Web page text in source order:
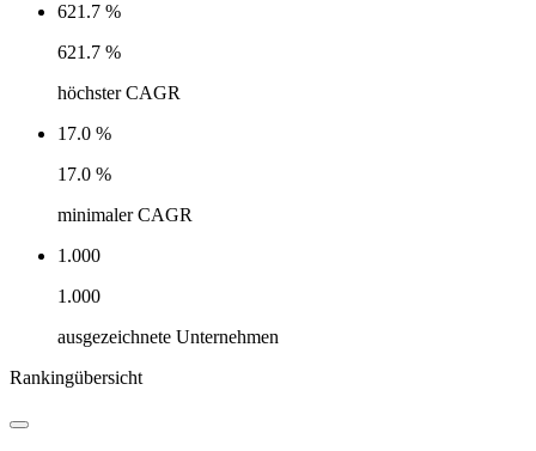
621.7 %
621.7 %
höchster CAGR
17.0 %
17.0 %
minimaler CAGR
1.000
1.000
ausgezeichnete Unternehmen
Rankingübersicht